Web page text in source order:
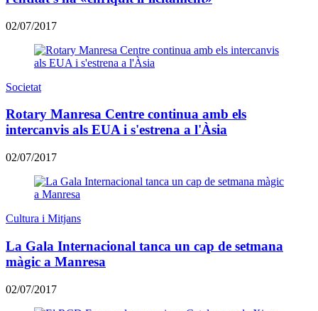
02/07/2017
Societat
Rotary Manresa Centre continua amb els
intercanvis als EUA i s'estrena a l'Àsia
02/07/2017
Cultura i Mitjans
La Gala Internacional tanca un cap de setmana
màgic a Manresa
02/07/2017